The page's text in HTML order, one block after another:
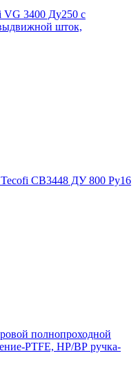
VG 3400 Ду250 с
шток,
CB3448 ДУ 800 Ру16
полнопроходной
PTFE, НР/ВР ручка-